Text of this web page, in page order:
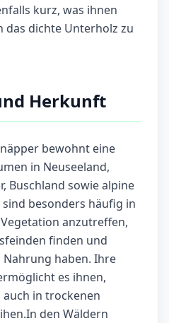
kurz, was ihnen
das dichte Unterholz zu
Herkunft
bewohnt eine
in Neuseeland,
Buschland sowie alpine
sind besonders häufig in
anzutreffen,
finden und
haben. Ihre
es ihnen,
in trockenen
den Wäldern